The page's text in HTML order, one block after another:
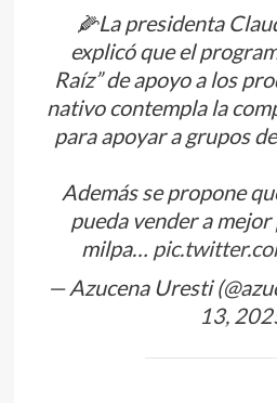
🌽La presidenta
explicó que el
Raíz” de apoyo a los
nativo contempla la
para apoyar a grupos
Además se propone
pueda vender a mejor
milpa…
— Azucena Uresti
13,